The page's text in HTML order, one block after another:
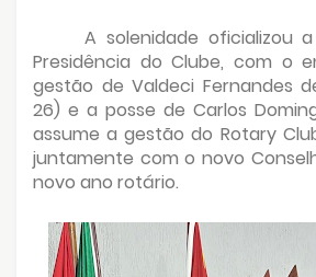
A solenidade oficializou
Presidência do Clube, com o
gestão de Valdeci Fernandes
26) e a posse de Carlos
assume a gestão do Rotary
juntamente com o novo
novo ano rotário.